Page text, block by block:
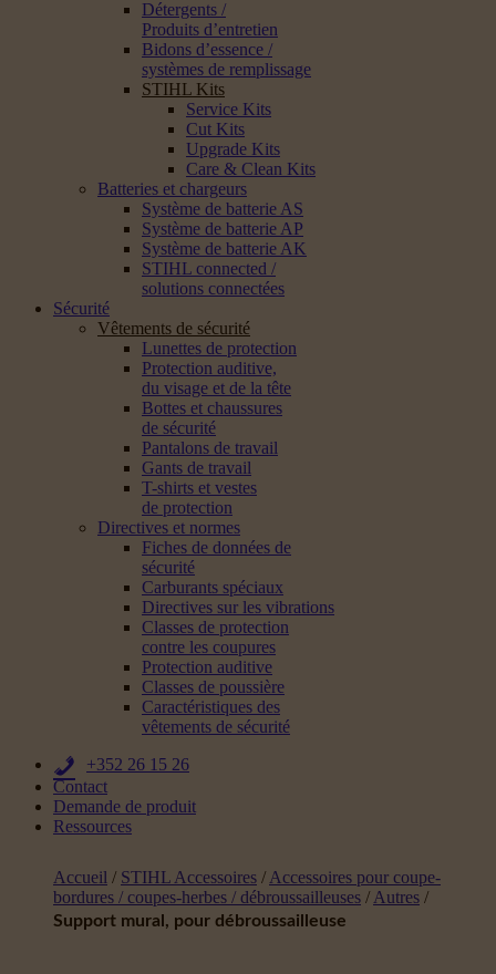
Détergents /
Produits d’entretien
Bidons d’essence /
systèmes de remplissage
STIHL Kits
Service Kits
Cut Kits
Upgrade Kits
Care & Clean Kits
Batteries et chargeurs
Système de batterie AS
Système de batterie AP
Système de batterie AK
STIHL connected /
solutions connectées
Sécurité
Vêtements de sécurité
Lunettes de protection
Protection auditive,
du visage et de la tête
Bottes et chaussures
de sécurité
Pantalons de travail
Gants de travail
T-shirts et vestes
de protection
Directives et normes
Fiches de données de
sécurité
Carburants spéciaux
Directives sur les vibrations
Classes de protection
contre les coupures
Protection auditive
Classes de poussière
Caractéristiques des
vêtements de sécurité
+352 26 15 26
Contact
Demande de produit
Ressources
Accueil / STIHL Accessoires / Accessoires pour coupe-
bordures / coupes-herbes / débroussailleuses / Autres /
Support mural, pour débroussailleuse